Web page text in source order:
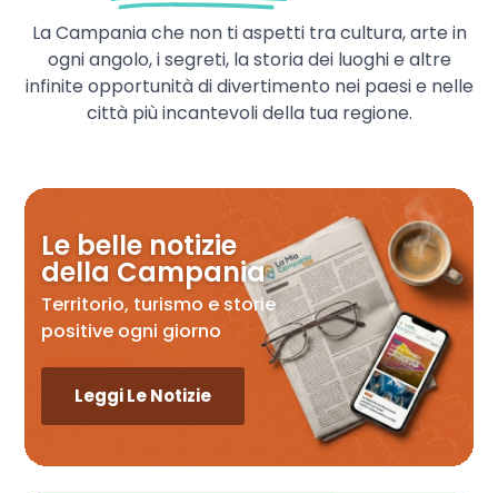
La Campania che non ti aspetti tra cultura, arte in
ogni angolo, i segreti, la storia dei luoghi e altre
infinite opportunità di divertimento nei paesi e nelle
città più incantevoli della tua regione.
Le belle notizie
della Campania
Territorio, turismo e storie
positive ogni giorno
Leggi Le Notizie